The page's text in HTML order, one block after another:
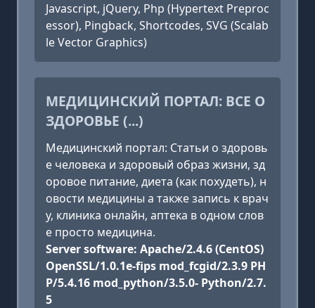
Javascript, jQuery, Php (Hypertext Preproc
essor), Pingback, Shortcodes, SVG (Scalab
le Vector Graphics)
МЕДИЦИНСКИЙ ПОРТАЛ: ВСЕ О
ЗДОРОВЬЕ (...)
Медицинский портал: Статьи о здоровь
е человека и здоровый образ жизни, зд
оровое питание, диета (как похудеть), н
овости медицины а также запись к врач
у, клиника онлайн, аптека в одном слов
е просто медицина.
Server software: Apache/2.4.6 (CentOS)
OpenSSL/1.0.1e-fips mod_fcgid/2.3.9 PH
P/5.4.16 mod_python/3.5.0- Python/2.7.
5